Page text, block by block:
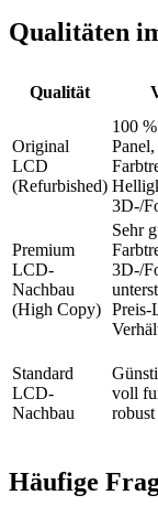
Qualitäten
Qualität
Original
LCD
(Refurbished)
100
3D-/
Premium
LCD-
Nachbau
(High Copy)
Sehr
3D-/
Preis-
Standard
LCD-
Nachbau
voll
robust
Häufige